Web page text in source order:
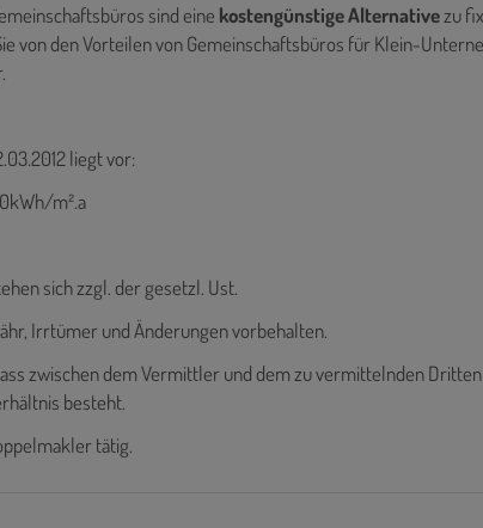
sind eine kostengünstige Alternativezu
von den Vorteilen von Gemeinschaftsbüros für Klein-
liegt vor:
m².a
sich zzgl. der gesetzl. Ust.
Irrtümer und Änderungen vorbehalten.
zwischen dem Vermittler und dem zu vermittelnden
besteht.
tätig.